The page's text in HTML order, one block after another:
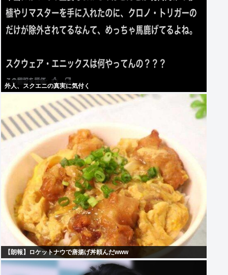
外人、スクエニの真実に気付く
【朗報】ロケットナウで唐揚げ丼頼んだwww